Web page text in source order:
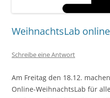
WeihnachtsLab online
Schreibe eine Antwort
Am Freitag den 18.12.
Online-WeihnachtsLab für